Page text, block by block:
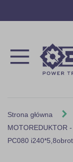
Strona główna
MOTOREDUKTOR
PC080